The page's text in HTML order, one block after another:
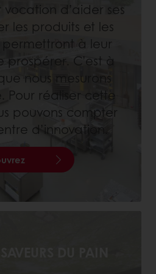
d’aider ses
les produits et les
permettront à leur
prospérer. C’est à
nous mesurons
Pour réaliser cette
pouvons compter
d’innovation.